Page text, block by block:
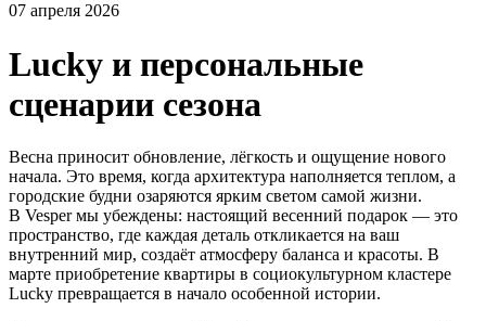
07 апреля 2026
Lucky и персональные
сценарии сезона
Весна приносит обновление, лёгкость и ощущение нового
начала. Это время, когда архитектура наполняется теплом, а
городские будни озаряются ярким светом самой жизни.
В Vesper мы убеждены: настоящий весенний подарок — это
пространство, где каждая деталь откликается на ваш
внутренний мир, создаёт атмосферу баланса и красоты. В
марте приобретение квартиры в социокультурном кластере
Lucky превращается в начало особенной истории.